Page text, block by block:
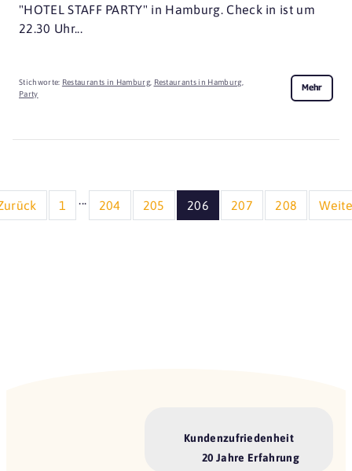
"HOTEL STAFF PARTY" in Hamburg. Check in ist um
22.30 Uhr...
Stichworte: Restaurants in Hamburg, Restaurants in Hamburg
Party
Mehr
1 ... 204 205 206 207 208
Kundenzufriedenheit
20 Jahre Erfahrung